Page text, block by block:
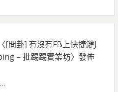
[問卦] 有沒有FB上快捷鍵J
– 批踢踢實業坊〉發佈